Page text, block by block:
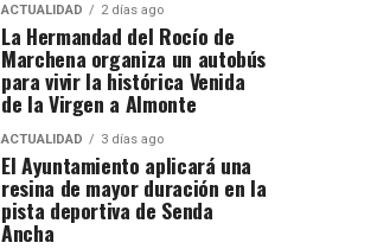
ACTUALIDAD 2 días ago
La Hermandad del Rocío de
Marchena organiza un autobús
para vivir la histórica Venida
de la Virgen a Almonte
ACTUALIDAD 3 días ago
El Ayuntamiento aplicará una
resina de mayor duración en la
pista deportiva de Senda
Ancha